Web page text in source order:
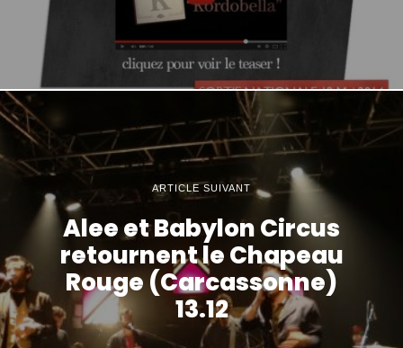
ARTICLE SUIVANT
Alee et Babylon Circus
retournent le Chapeau
Rouge (Carcassonne)
13.12